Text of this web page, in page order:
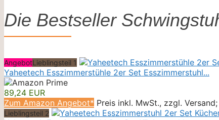
Die Bestseller
AngebotLieblingsteil 1
Yaheetech Esszimmerstühle 2er Set Esszimmerstuhl...
89,24 EUR
Zum Amazon Angebot* Preis inkl. MwSt., zzgl.
Lieblingsteil 2